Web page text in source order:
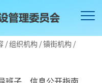
/组织机构 /镇街机构 /